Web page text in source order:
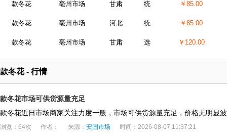
款冬花 亳州市场 甘肃 统 ￥85.00
款冬花 亳州市场 河北 统 ￥85.00
款冬花 亳州市场 甘肃 选 ￥120.00
款冬花 - 行情
款冬花市场可供货源量充足
款冬花近日市场商家关注力度一般，市场可供货源量充足，价格无明显
浏览：64次 作者： 来源： 安国市场 时间：2026-08-07 11:37:21